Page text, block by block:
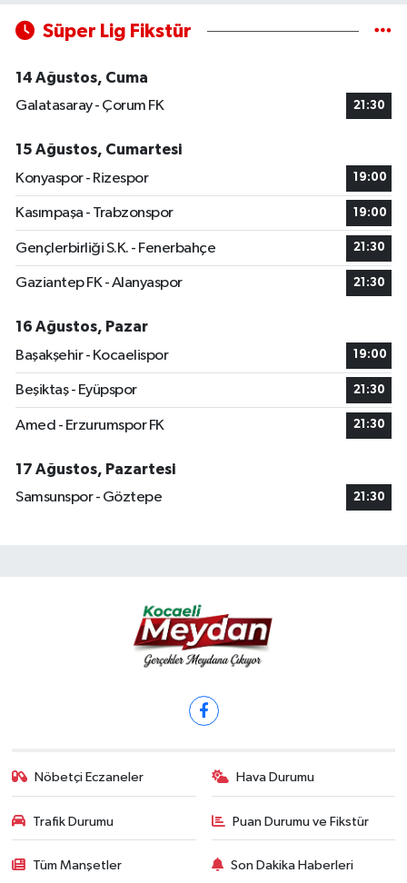
Süper Lig Fikstür
14 Ağustos, Cuma
Galatasaray - Çorum FK
21:30
15 Ağustos, Cumartesi
Konyaspor - Rizespor
19:00
Kasımpaşa - Trabzonspor 19:00
Gençlerbirliği S.K. - Fenerbahçe 21:30
Gaziantep FK - Alanyaspor 21:30
16 Ağustos, Pazar
Başakşehir - Kocaelispor
19:00
Beşiktaş - Eyüpspor 21:30
Amed - Erzurumspor FK 21:30
17 Ağustos, Pazartesi
Samsunspor - Göztepe
21:30
Nöbetçi Eczaneler Hava Durumu
Trafik Durumu Puan Durumu ve Fikstür
Tüm Manşetler Son Dakika Haberleri